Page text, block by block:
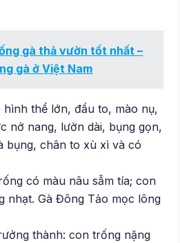
gà thả vườn tốt nhất –
gà ở Việt Nam
hình thể lớn, đầu to, mào nụ,
nở nang, lườn dài, bụng gọn,
bụng, chân to xù xì và có
có màu nâu sẫm tía; con
nhạt. Gà Đông Tảo mọc lông
thành: con trống nặng